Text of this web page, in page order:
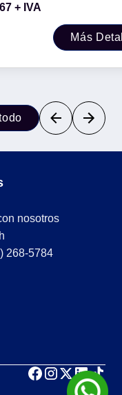
+ IVA
Más
nosotros
268-5784